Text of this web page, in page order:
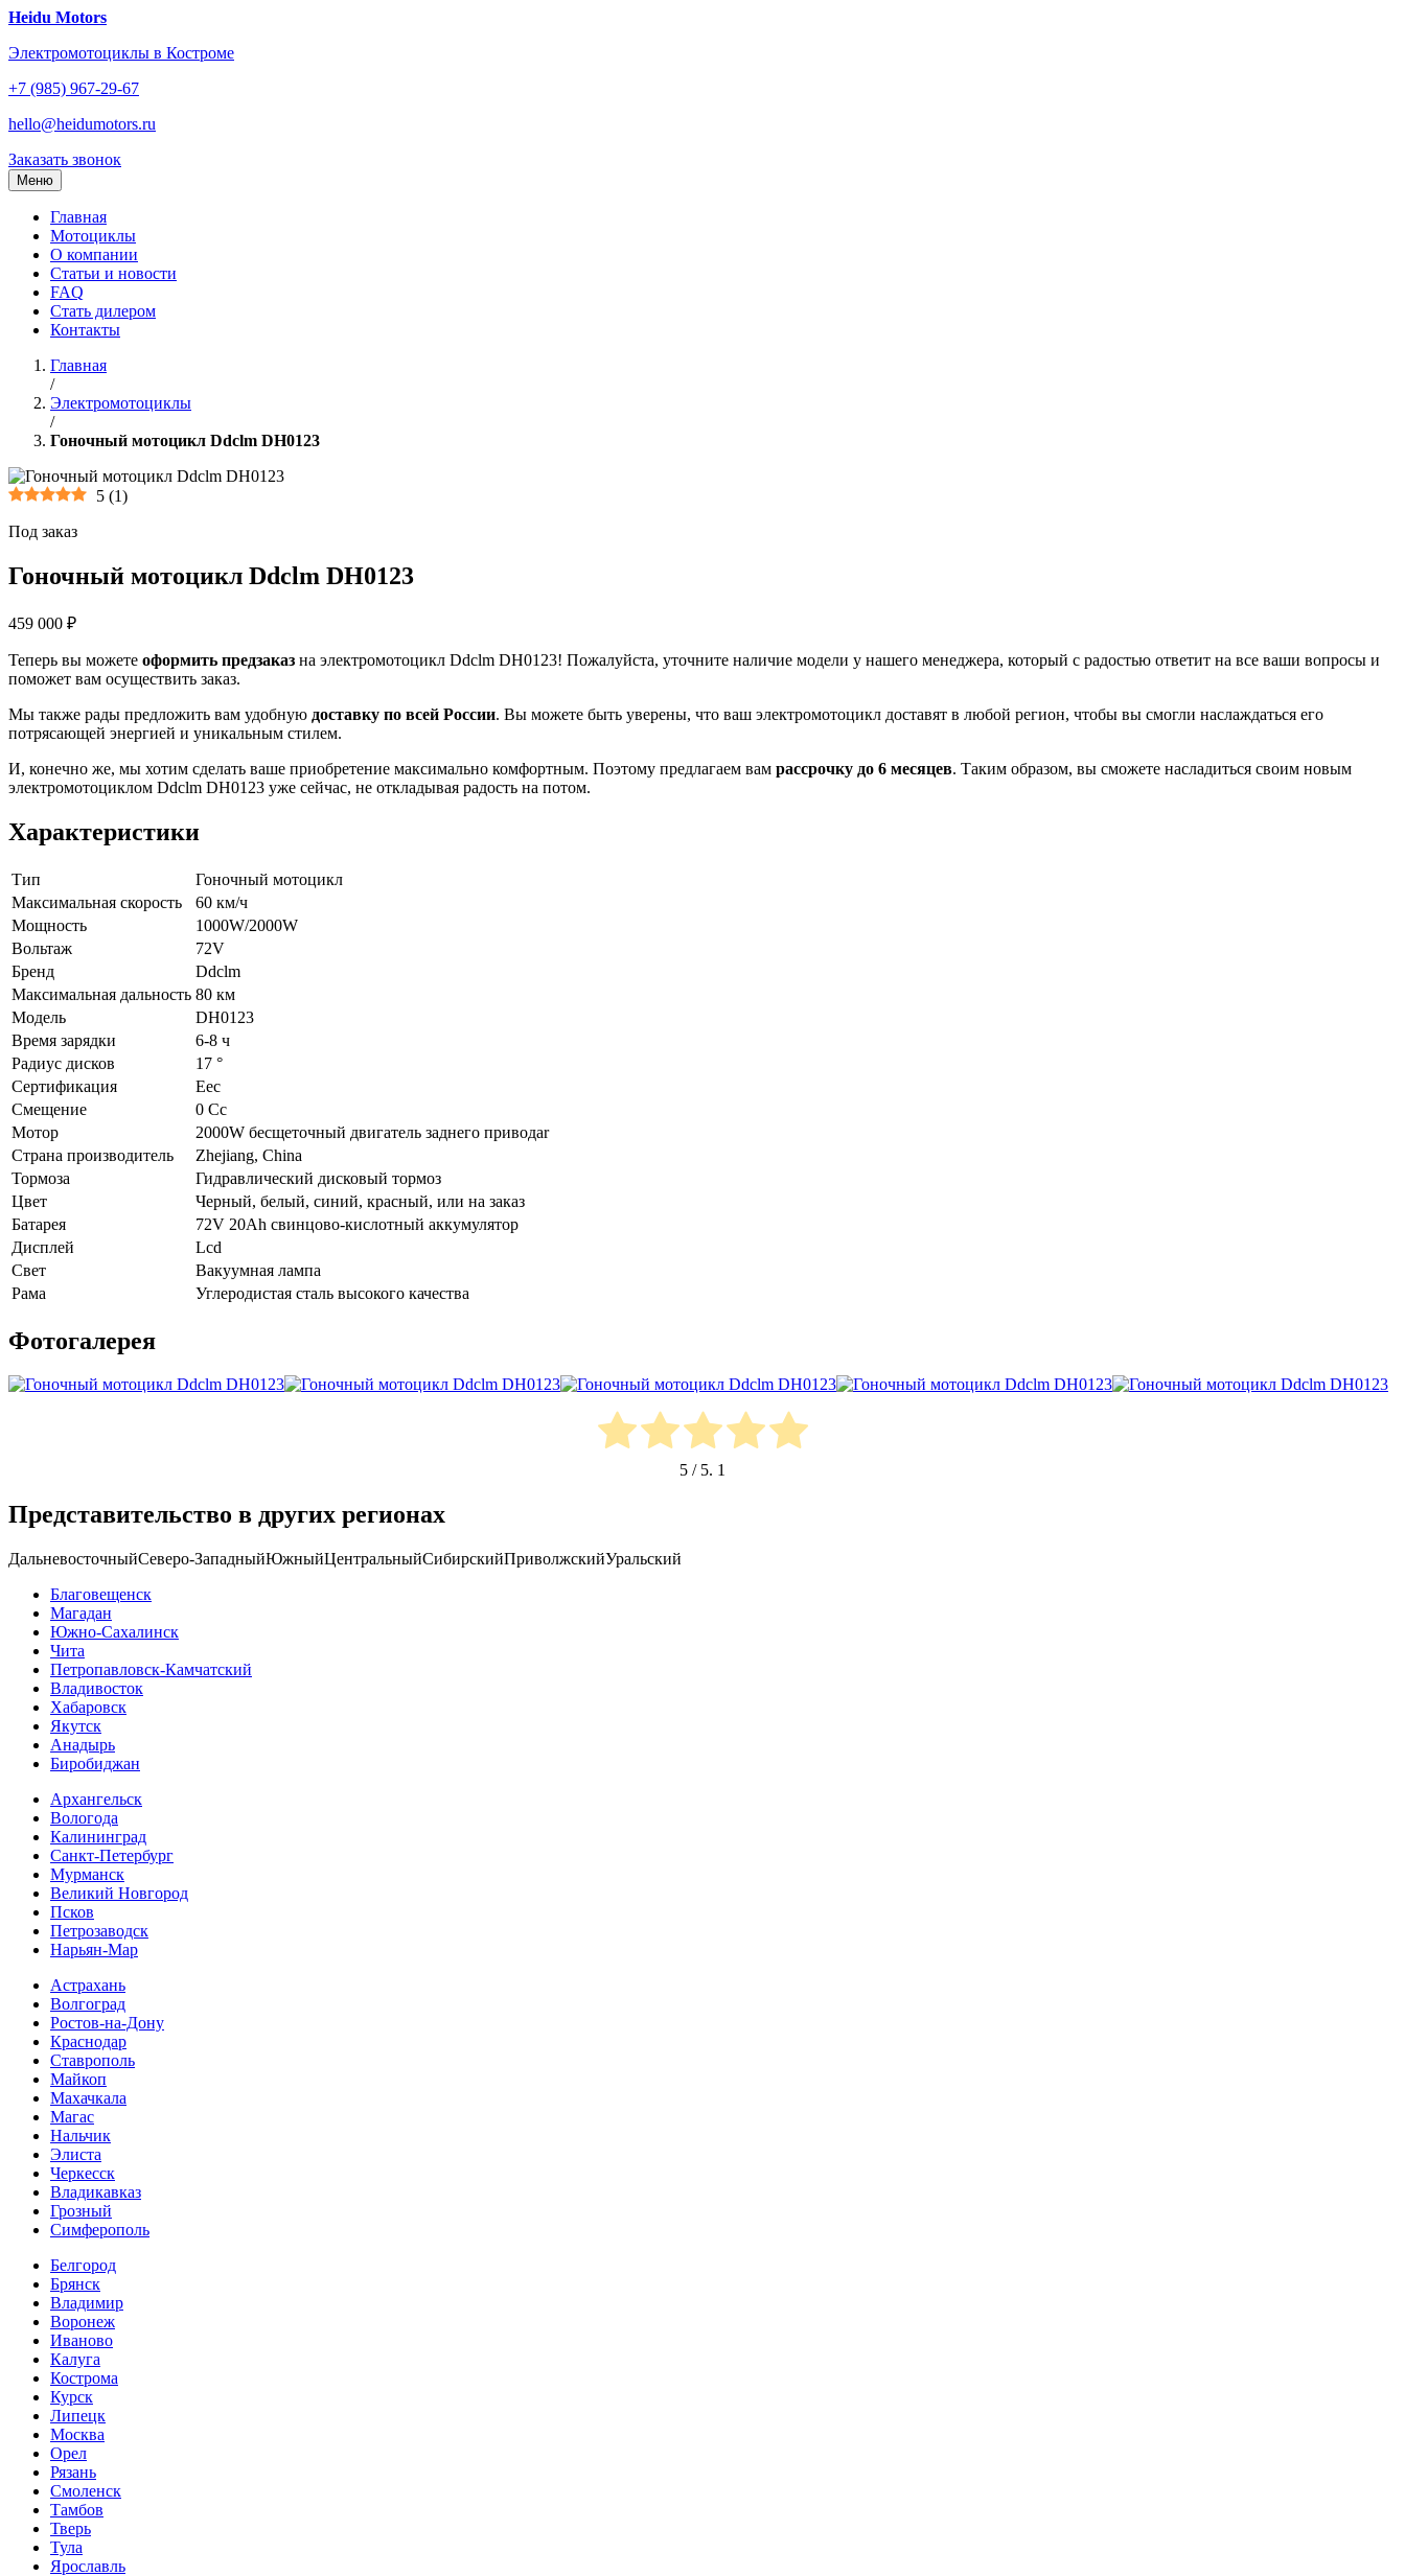
Перейти
содержанию
Heidu Motors
Электромотоциклы в Костроме
+7 (985) 967-29-67
hello@heidumotors.ru
Заказать звонок
Меню
Главная
Мотоциклы
О компании
Статьи и новости
FAQ
Стать дилером
Контакты
Главная
/
Электромотоциклы
/
Гоночный мотоцикл Ddclm DH0123
5 (1)
Под заказ
Гоночный мотоцикл Ddclm DH0123
459 000 ₽
Теперь вы можете оформить предзаказ на электромотоцикл Ddclm DH0123! Пожалуйста, уточните наличие модели у нашего менеджера, который с радостью ответит на все ваши вопросы и
поможет вам осуществить заказ.
Мы также рады предложить вам удобную доставку по всей России. Вы можете быть уверены, что ваш электромотоцикл доставят в любой регион, чтобы вы смогли наслаждаться его
потрясающей энергией и уникальным стилем.
И, конечно же, мы хотим сделать ваше приобретение максимально комфортным. Поэтому предлагаем вам рассрочку до 6 месяцев. Таким образом, вы сможете насладиться своим новым
электромотоциклом Ddclm DH0123 уже сейчас, не откладывая радость на потом.
Характеристики
Тип
Гоночный мотоцикл
Максимальная скорость
60 км/ч
Мощность
1000W/2000W
Вольтаж
72V
Бренд
Ddclm
Максимальная дальность 80 км
Модель
DH0123
Время зарядки
6-8 ч
Радиус дисков
17 °
Сертификация
Eec
Смещение
0 Cc
Мотор
2000W бесщеточный двигатель заднего приводаr
Страна производитель
Zhejiang, China
Тормоза
Гидравлический дисковый тормоз
Цвет
Черный, белый, cиний, красный, или на заказ
Батарея
72V 20Ah свинцово-кислотный аккумулятор
Дисплей
Lcd
Свет
Вакуумная лампа
Рама
Углеродистая сталь высокого качества
Фотогалерея
5 / 5. 1
Представительство в других регионах
ДальневосточныйСеверо-ЗападныйЮжныйЦентральныйСибирскийПриволжскийУральский
Благовещенск
Магадан
Южно-Сахалинск
Чита
Петропавловск-Камчатский
Владивосток
Хабаровск
Якутск
Анадырь
Биробиджан
Архангельск
Вологода
Калининград
Санкт-Петербург
Мурманск
Великий Новгород
Псков
Петрозаводск
Нарьян-Мар
Астрахань
Волгоград
Ростов-на-Дону
Краснодар
Ставрополь
Майкоп
Махачкала
Магас
Нальчик
Элиста
Черкесск
Владикавказ
Грозный
Симферополь
Белгород
Брянск
Владимир
Воронеж
Иваново
Калуга
Кострома
Курск
Липецк
Москва
Орел
Рязань
Смоленск
Тамбов
Тверь
Тула
Ярославль